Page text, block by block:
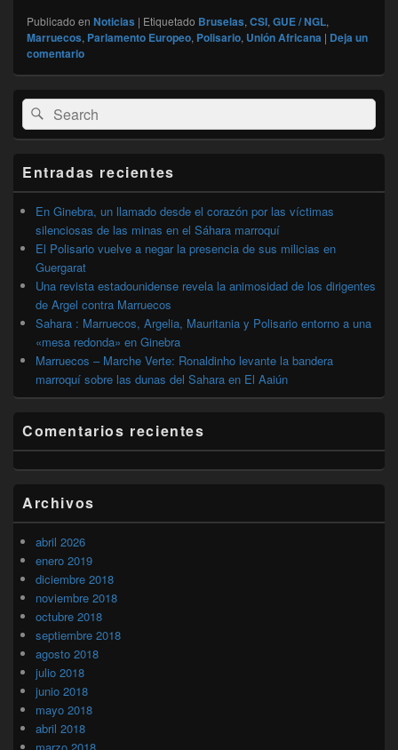
Publicado en Noticias | Etiquetado Bruselas, CSI, GUE / NGL,
Marruecos, Parlamento Europeo, Polisario, Unión Africana | Deja un
comentario
El
área
de
widget
lateral
primaria
Buscar
por:
Buscar
Entradas recientes
En Ginebra, un llamado desde el corazón por las víctimas
silenciosas de las minas en el Sáhara marroquí
El Polisario vuelve a negar la presencia de sus milicias en
Guergarat
Una revista estadounidense revela la animosidad de los dirigentes
de Argel contra Marruecos
Sahara : Marruecos, Argelia, Mauritania y Polisario entorno a una
«mesa redonda» en Ginebra
Marruecos – Marche Verte: Ronaldinho levante la bandera
marroquí sobre las dunas del Sahara en El Aaiún
Comentarios recientes
Archivos
abril 2026
enero 2019
diciembre 2018
noviembre 2018
octubre 2018
septiembre 2018
agosto 2018
julio 2018
junio 2018
mayo 2018
abril 2018